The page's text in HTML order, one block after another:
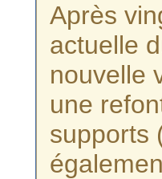
Après
actuelle
nouvelle
une
supports